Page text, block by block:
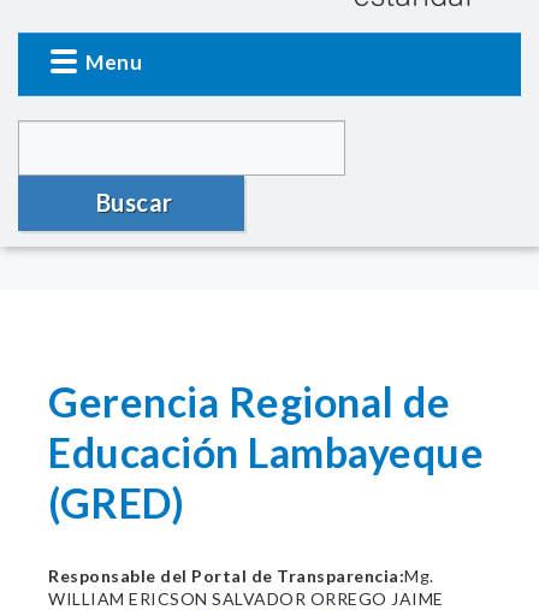
Menu
Buscar
Gerencia Regional de
Educación Lambayeque
(GRED)
Responsable del Portal de Transparencia:Mg.
WILLIAM ERICSON SALVADOR ORREGO JAIME